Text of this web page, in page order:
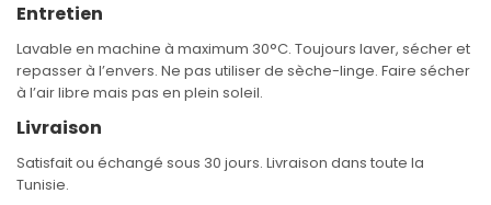
Entretien
Lavable en machine à maximum 30°C. Toujours laver, sécher et
repasser à l’envers. Ne pas utiliser de sèche-linge. Faire sécher
à l’air libre mais pas en plein soleil.
Livraison
Satisfait ou échangé sous 30 jours. Livraison dans toute la
Tunisie.